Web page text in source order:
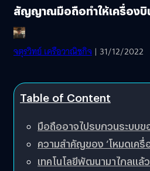
สัญญาณมือถือทำให้เครื่อง
จตุรวิทย์ เครือวาณิชกิจ | 31/12/2022
Table of Content
มือถืออาจไปรบกวนระบบข
ความสำคัญของ ‘โหมดเครื่
เทคโนโลยีพัฒนามาไกลแล้